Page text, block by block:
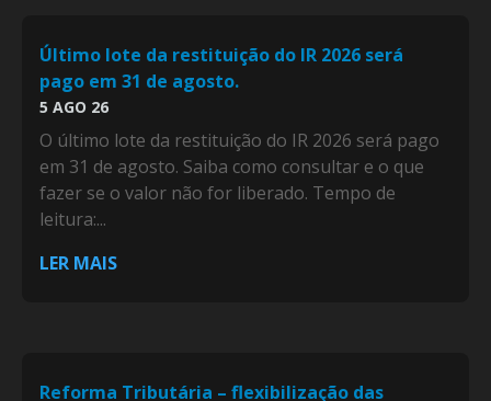
Último lote da restituição do IR 2026 será
pago em 31 de agosto.
5 AGO 26
O último lote da restituição do IR 2026 será pago
em 31 de agosto. Saiba como consultar e o que
fazer se o valor não for liberado. Tempo de
leitura:...
LER MAIS
Reforma Tributária – flexibilização das